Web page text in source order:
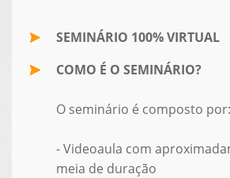
SEMINÁRIO 100% VIRTUAL
COMO É O SEMINÁRIO?
O seminário é composto por:
- Videoaula com
meia de duração